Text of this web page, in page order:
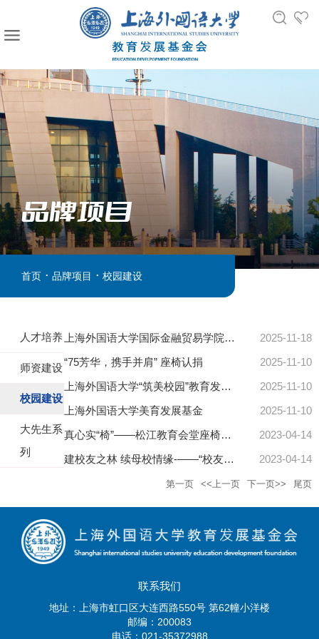
品牌项目
首页 . 品牌项目 . 校园建设
人才培养
师资建设
校园建设
大先生系
列
2025-11-18
上海外国语大学国际金融贸易学院实验室装修项目绩效评价
2025-11-10
“75芳华，携手并肩” 座椅认捐
2025-11-10
上海外国语大学“筑美校园”教育发展基金
2025-11-10
上海外国语大学美育发展基金
2023-04-14
真心实“椅”——松江教育会堂座椅捐赠
2023-04-14
建校友之林 续母校情缘-——“校友之林”认捐
第一页 <<上一页 下一页>> 尾页
联系我们
地址：上海市虹口区大连西路550号 第62幢小洋楼
邮编：200083
电话：021-35372988